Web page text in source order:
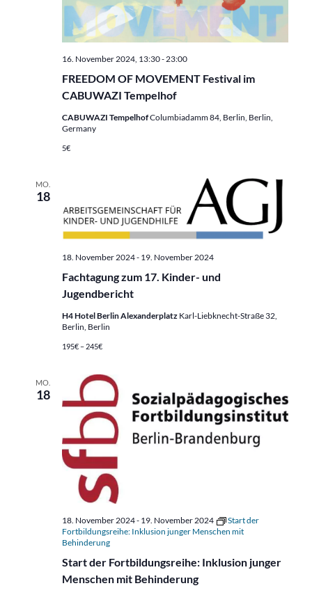
FREEDOM OF MOVEMENT Festival im
CABUWAZI Tempelhof
16. November 2024, 13:30-23:00
CABUWAZI TempelhofColumbiadamm 84, Berlin, Berlin,
Germany
5€
MO.
18
Fachtagung zum 17. Kinder- und
Jugendbericht
18. November 2024- 19. November 2024
H4 Hotel Berlin Alexanderplatz Karl-Liebknecht-Straße 32,
Berlin, Berlin
195€ – 245€
MO.
18
Start der Fortbildungsreihe: Inklusion junger
Menschen mit Behinderung
18. November 2024- 19. November 2024
Start der
Fortbildungsreihe: Inklusion junger Menschen mit
Behinderung